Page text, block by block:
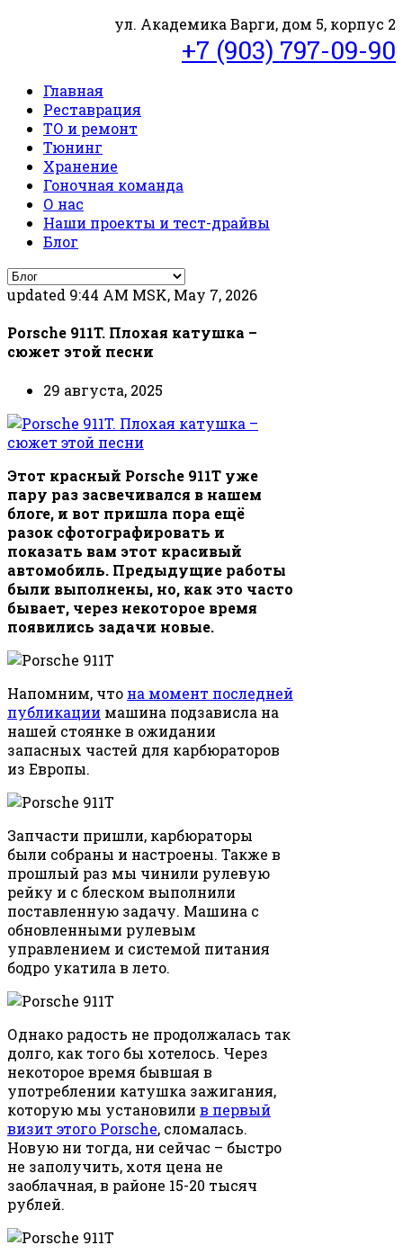
ул. Академика Варги, дом 5, корпус 2
+7 (903) 797-09-90
Главная
Реставрация
ТО и ремонт
Тюнинг
Хранение
Гоночная команда
О нас
Наши проекты и тест-драйвы
Блог
updated 9:44 AM MSK, May 7, 2026
Porsche 911T. Плохая катушка –
сюжет этой песни
29 августа, 2025
Этот красный Porsche 911T уже
пару раз засвечивался в нашем
блоге, и вот пришла пора ещё
разок сфотографировать и
показать вам этот красивый
автомобиль. Предыдущие работы
были выполнены, но, как это часто
бывает, через некоторое время
появились задачи новые.
Напомним, что на момент последней
публикации машина подзависла на
нашей стоянке в ожидании
запасных частей для карбюраторов
из Европы.
Запчасти пришли, карбюраторы
были собраны и настроены. Также в
прошлый раз мы чинили рулевую
рейку и с блеском выполнили
поставленную задачу. Машина с
обновленными рулевым
управлением и системой питания
бодро укатила в лето.
Однако радость не продолжалась так
долго, как того бы хотелось. Через
некоторое время бывшая в
употреблении катушка зажигания,
которую мы установили в первый
визит этого Porsche, сломалась.
Новую ни тогда, ни сейчас – быстро
не заполучить, хотя цена не
заоблачная, в районе 15-20 тысяч
рублей.